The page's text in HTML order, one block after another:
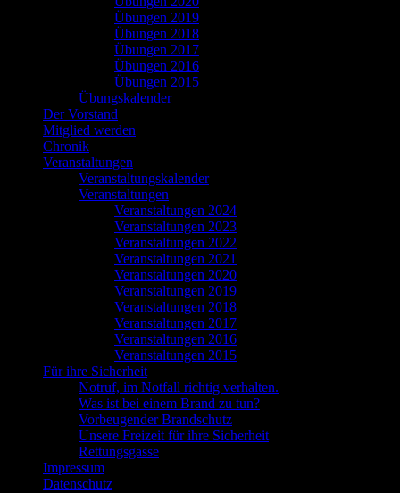
Übungen 2019
Übungen 2018
Übungen 2017
Übungen 2016
Übungen 2015
Übungskalender
Der Vorstand
Mitglied werden
Chronik
Veranstaltungen
Veranstaltungskalender
Veranstaltungen
Veranstaltungen 2024
Veranstaltungen 2023
Veranstaltungen 2022
Veranstaltungen 2021
Veranstaltungen 2020
Veranstaltungen 2019
Veranstaltungen 2018
Veranstaltungen 2017
Veranstaltungen 2016
Veranstaltungen 2015
Für ihre Sicherheit
Notruf, im Notfall richtig verhalten.
Was ist bei einem Brand zu tun?
Vorbeugender Brandschutz
Unsere Freizeit für ihre Sicherheit
Rettungsgasse
Impressum
Datenschutz